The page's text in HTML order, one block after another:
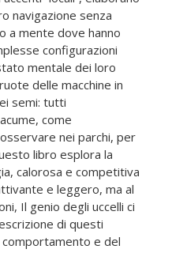
navigazione senza
a mente dove hanno
configurazioni
mentale dei loro
delle macchine in
semi: tutti
come
nei parchi, per
libro esplora la
calorosa e competitiva
e leggero, ma al
Il genio degli uccelli ci
di questi
e del